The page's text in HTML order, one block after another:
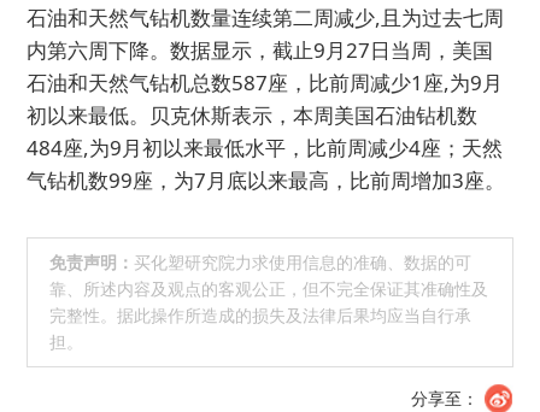
石油和天然气钻机数量连续第二周减少,且为过去七周
内第六周下降。数据显示，截止9月27日当周，美国
石油和天然气钻机总数587座，比前周减少1座,为9月
初以来最低。贝克休斯表示，本周美国石油钻机数
484座,为9月初以来最低水平，比前周减少4座；天然
气钻机数99座，为7月底以来最高，比前周增加3座。
免责声明： 买化塑研究院力求使用信息的准确、数据的可
靠、所述内容及观点的客观公正，但不完全保证其准确性及
完整性。据此操作所造成的损失及法律后果均应当自行承
担。
分享至：